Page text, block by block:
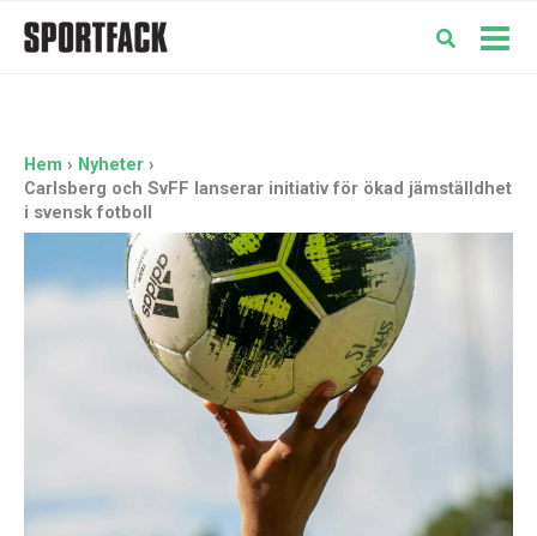
Hem
Nyheter
Carlsberg och SvFF lanserar initiativ för ökad jämställdhet
i svensk fotboll